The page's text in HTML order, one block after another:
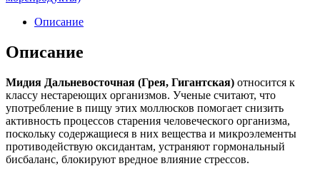
Описание
Описание
Мидия Дальневосточная (Грея, Гигантская) относится к
классу нестареющих организмов. Ученые считают, что
употребление в пищу этих моллюсков помогает снизить
активность процессов старения человеческого организма,
поскольку содержащиеся в них вещества и микроэлементы
противодействую оксидантам, устраняют гормональный
бисбаланс, блокируют вредное влияние стрессов.